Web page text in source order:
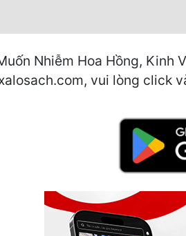
Nhiễm Hoa Hồng, Kinh
vui lòng click